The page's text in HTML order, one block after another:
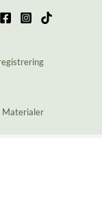
Materialer